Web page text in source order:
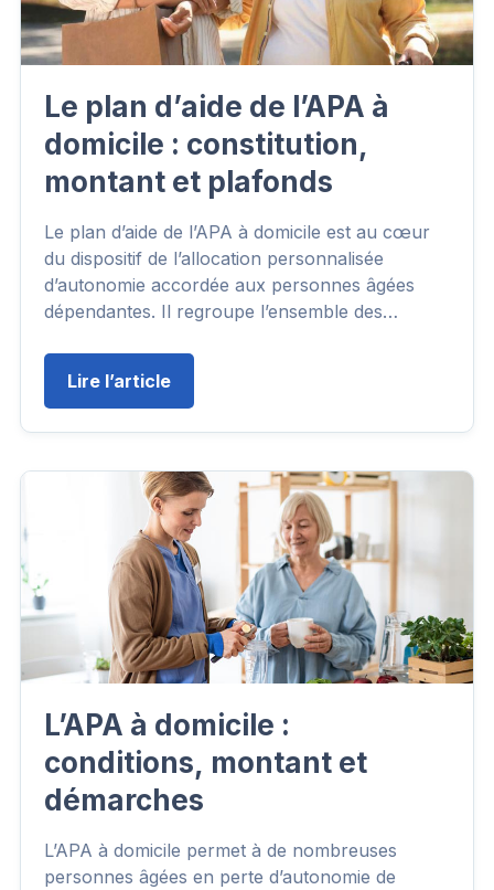
Le plan d’aide de l’APA à
domicile : constitution,
montant et plafonds
Le plan d’aide de l’APA à domicile est au cœur
du dispositif de l’allocation personnalisée
d’autonomie accordée aux personnes âgées
dépendantes. Il regroupe l’ensemble des…
Lire l’article
L’APA à domicile :
conditions, montant et
démarches
L’APA à domicile permet à de nombreuses
personnes âgées en perte d’autonomie de